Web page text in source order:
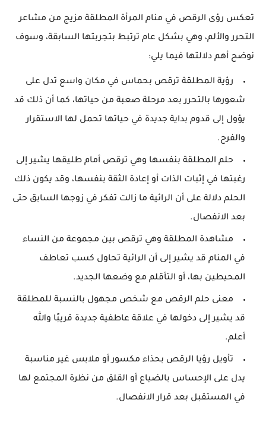
تعكس رؤى الرقص في منام المرأة المطلقة مزيج من مشاعر
التحرر والألم، وهي بشكل عام ترتبط بتجربتها السابقة، وسوف
نوضح أهم دلالتها فيما يلي:
رؤية المطلقة ترقص بحماس في مكان واسع تدل على
شعورها بالتحرر بعد مرحلة صعبة من حياتها، كما أن ذلك قد
يؤول إلى قدوم بداية جديدة في حياتها تحمل لها الاستقرار
والفرح.
حلم المطلقة بنفسها وهي ترقص أمام طليقها يشير إلى
رغبتها في إثبات الذات أو إعادة الثقة بنفسها، وقد يكون ذلك
الحلم دلالة على أن الرائية ما زالت تفكر في زوجها السابق حتى
بعد الانفصال.
مشاهدة المطلقة وهي ترقص بين مجموعة من النساء
في المنام قد يشير إلى أن الرائية تحاول كسب تعاطف
المحيطين بها، أو التأقلم مع وضعها الجديد.
معنى حلم الرقص مع شخص مجهول بالنسبة للمطلقة
قد يشير إلى دخولها في علاقة عاطفية جديدة قريبًا والله
أعلم.
تأويل رؤيا الرقص بحذاء مكسور أو ملابس غير مناسبة
يدل على الإحساس بالضياع أو القلق من نظرة المجتمع لها
في المستقبل بعد قرار الانفصال.